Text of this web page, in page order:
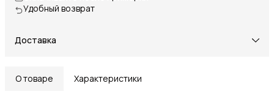
Удобный возврат
Доставка
О товаре Характеристики